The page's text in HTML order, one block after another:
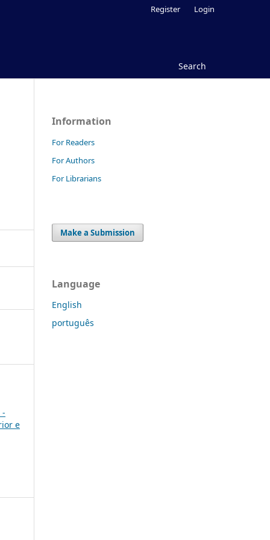
Search
Register Login
-
e
Information
For Readers
For Authors
For Librarians
Make a Submission
Language
English
português